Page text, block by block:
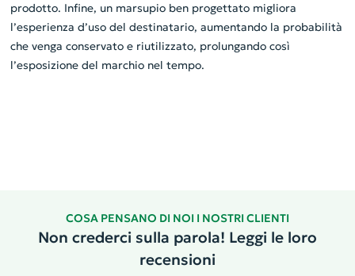
prodotto. Infine, un marsupio ben progettato migliora
l’esperienza d’uso del destinatario, aumentando la probabilità
che venga conservato e riutilizzato, prolungando così
l’esposizione del marchio nel tempo.
COSA PENSANO DI NOI I NOSTRI CLIENTI
Non crederci sulla parola! Leggi le loro
recensioni